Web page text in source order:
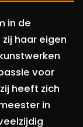
in de
haar eigen
voor
heeft zich
in